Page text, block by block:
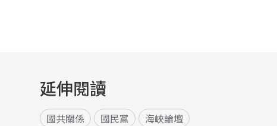
延伸閱讀
國共關係 國民黨 海峽論壇